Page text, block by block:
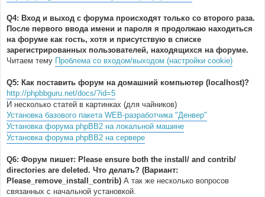
Q4: Вход и выход с форума происходят только со второго раза.
После первого ввода имени и пароля я продолжаю находиться
на форуме как гость, хотя и присутствую в списке
зарегистрированных пользователей, находящихся на форуме.
Читаем тему Проблема со входом/выходом (настройки cookie)
Q5: Как поставить форум на домашний компьютер (localhost)?
http://phpbbguru.net/docs/?id=5
И несколько статей в картинках (для чайников)
Установка базового пакета WEB-разработчика "Денвер"
Установка форума phpBB2 на локальной машине
Установка форума phpBB2 на сервере
Q6: Форум пишет: Please ensure both the install/ and contrib/
directories are deleted. Что делать? (Вариант:
Please_remove_install_contrib) А так же несколько вопросов
связанных с начальной установкой.